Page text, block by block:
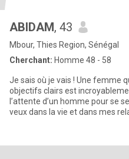
ABIDAM, 43
Mbour, Thies Region, Sénégal
Cherchant: Homme 48 - 58
Je sais où je vais ! Une femme
objectifs clairs est
l’attente d’un homme pour se
veux dans la vie et dans mes